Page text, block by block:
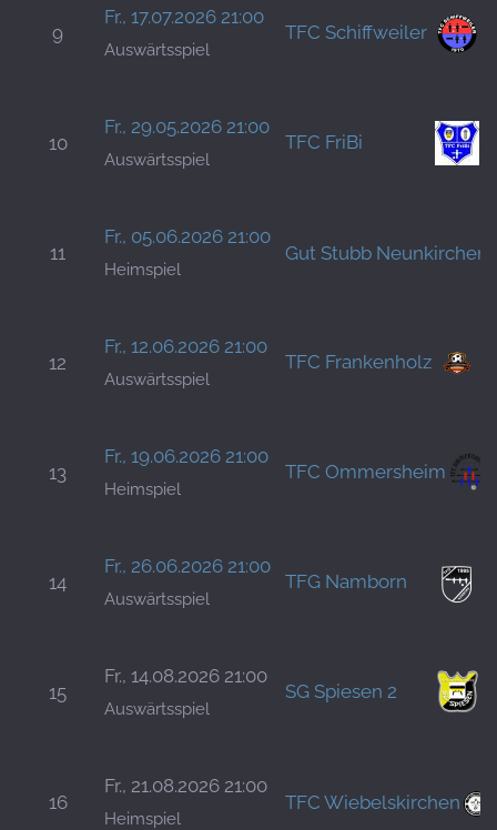
9
Fr., 17.07.2026 21:00
Auswärtsspiel
TFC Schiffweiler
10
Fr., 29.05.2026 21:00
Auswärtsspiel
TFC FriBi
11
Fr., 05.06.2026 21:00
Heimspiel
Gut Stubb Neunkirchen
12
Fr., 12.06.2026 21:00
Auswärtsspiel
TFC Frankenholz
13
Fr., 19.06.2026 21:00
Heimspiel
TFC Ommersheim
14
Fr., 26.06.2026 21:00
Auswärtsspiel
TFG Namborn
15
Fr., 14.08.2026 21:00
Auswärtsspiel
SG Spiesen 2
16
Fr., 21.08.2026 21:00
Heimspiel
TFC Wiebelskirchen